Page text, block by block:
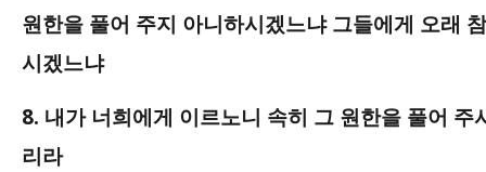
원한을 풀어 주지 아니하시겠느냐 그들에게 오래
시겠느냐
8. 내가 너희에게 이르노니 속히 그 원한을 풀어 주
리라